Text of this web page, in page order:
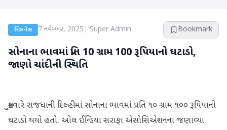
બિઝનેસ 7 નવેમ્બર, 2025 Super Admin Bookmark
સોનાના ભાવમાં પ્રતિ 10 ગ્રામ 100 રૂપિયાનો ઘટાડો,
જાણો ચાંદીની સ્થિતિ
શુક્રવારે રાજધાની દિલ્હીમાં સોનાના ભાવમાં પ્રતિ ૧૦ ગ્રામ ૧૦૦ રૂપિયાનો
ઘટાડો થયો હતો. ઓલ ઈન્ડિયા સરાફા એસોસિએશનના જણાવ્યા